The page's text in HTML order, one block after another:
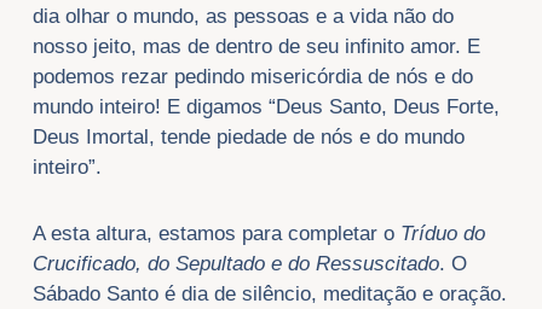
dia olhar o mundo, as pessoas e a vida não do
nosso jeito, mas de dentro de seu infinito amor. E
podemos rezar pedindo misericórdia de nós e do
mundo inteiro! E digamos “Deus Santo, Deus Forte,
Deus Imortal, tende piedade de nós e do mundo
inteiro”.
A esta altura, estamos para completar o Tríduo do
Crucificado, do Sepultado e do Ressuscitado. O
Sábado Santo é dia de silêncio, meditação e oração.